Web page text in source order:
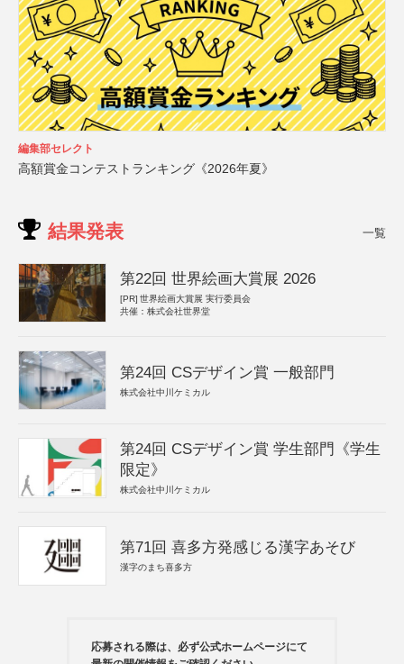
編集部セレクト
高額賞金コンテストランキング《2026年夏》
結果発表 一覧
第22回 世界絵画大賞展 2026
[PR] 世界絵画大賞展 実行委員会
共催：株式会社世界堂
第24回 CSデザイン賞 一般部門
株式会社中川ケミカル
第24回 CSデザイン賞 学生部門《学生
限定》
株式会社中川ケミカル
第71回 喜多方発感じる漢字あそび
漢字のまち喜多方
応募される際は、必ず公式ホームページにて